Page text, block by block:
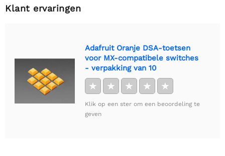
Klant ervaringen
Adafruit Oranje DSA-toetsen
voor MX-compatibele switches
- verpakking van 10
★ ★ ★ ★ ★
Klik op een ster om een beoordeling te
geven